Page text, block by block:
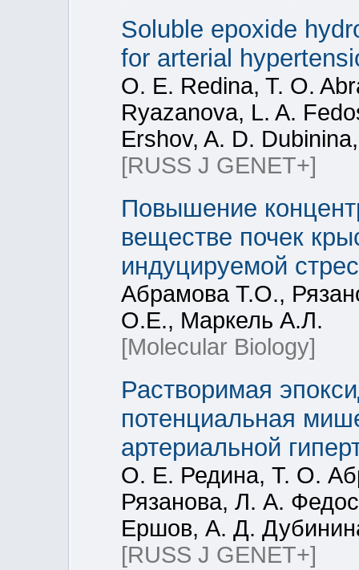
Soluble epoxide
for arterial
O. E. Redina, T. O.
Ryazanova, L. A.
Ershov, A. D.
[RUSS J GENET+]
Повышение
веществе почек
индуцируемой
Абрамова Т.О.,
О.Е., Маркель А.Л.
[Molecular Biology]
Растворимая
потенциальная
артериальной
О. Е. Редина, Т. О.
Рязанова, Л. А.
Ершов, А. Д.
[RUSS J GENET+]